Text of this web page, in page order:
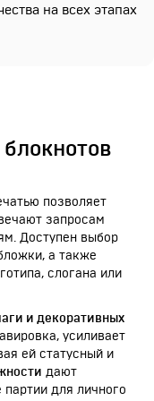
на всех этапах
позволяет
запросам
Доступен выбор
а также
слогана или
и декоративных
усиливает
ей статусный и
дают
для личного